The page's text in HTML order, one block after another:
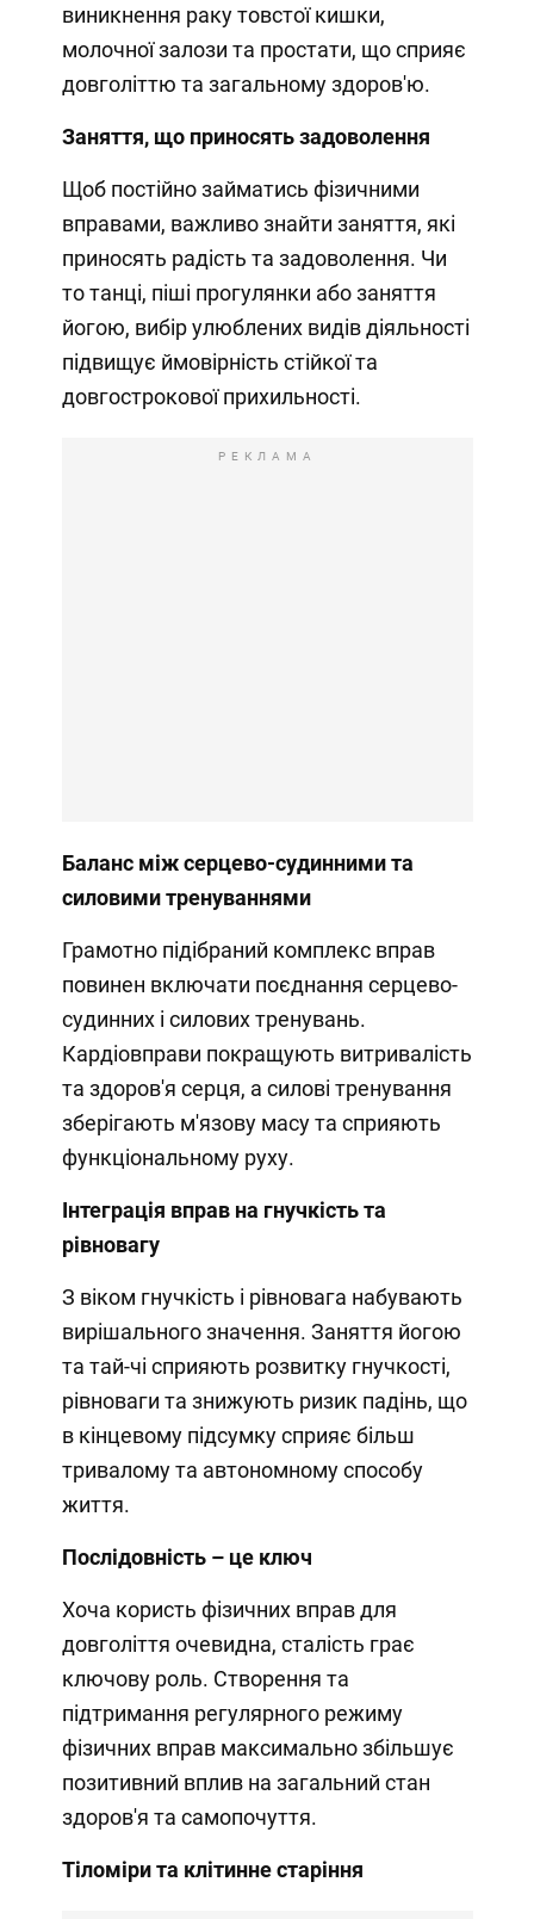
виникнення раку товстої кишки,
молочної залози та простати, що сприяє
довголіттю та загальному здоров'ю.
Заняття, що приносять задоволення
Щоб постійно займатись фізичними
вправами, важливо знайти заняття, які
приносять радість та задоволення. Чи
то танці, піші прогулянки або заняття
йогою, вибір улюблених видів діяльності
підвищує ймовірність стійкої та
довгострокової прихильності.
РЕКЛАМА
Баланс між серцево-судинними та
силовими тренуваннями
Грамотно підібраний комплекс вправ
повинен включати поєднання серцево-
судинних і силових тренувань.
Кардіовправи покращують витривалість
та здоров'я серця, а силові тренування
зберігають м'язову масу та сприяють
функціональному руху.
Інтеграція вправ на гнучкість та
рівновагу
З віком гнучкість і рівновага набувають
вирішального значення. Заняття йогою
та тай-чі сприяють розвитку гнучкості,
рівноваги та знижують ризик падінь, що
в кінцевому підсумку сприяє більш
тривалому та автономному способу
життя.
Послідовність – це ключ
Хоча користь фізичних вправ для
довголіття очевидна, сталість грає
ключову роль. Створення та
підтримання регулярного режиму
фізичних вправ максимально збільшує
позитивний вплив на загальний стан
здоров'я та самопочуття.
Тіломіри та клітинне старіння